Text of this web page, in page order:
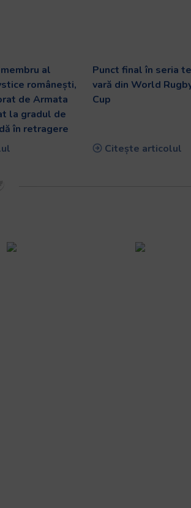
al
românești,
de Armata
la gradul de
în retragere
Punct final în seria
vară din World
Cup
Citește articolul